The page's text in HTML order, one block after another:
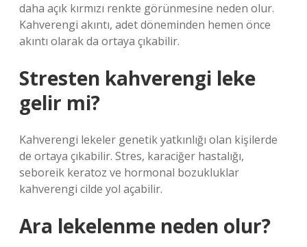
daha açık kırmızı renkte görünmesine neden olur.
Kahverengi akıntı, adet döneminden hemen önce
akıntı olarak da ortaya çıkabilir.
Stresten kahverengi leke
gelir mi?
Kahverengi lekeler genetik yatkınlığı olan kişilerde
de ortaya çıkabilir. Stres, karaciğer hastalığı,
seboreik keratoz ve hormonal bozukluklar
kahverengi cilde yol açabilir.
Ara lekelenme neden olur?